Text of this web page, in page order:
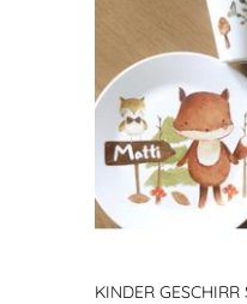
KINDER